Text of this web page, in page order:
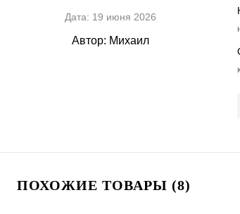
Дата: 19 июня 2026
Автор: Михаил
ПОХОЖИЕ ТОВАРЫ (8)